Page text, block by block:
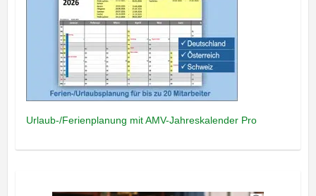
Urlaub-/Ferienplanung mit AMV-Jahreskalender Pro